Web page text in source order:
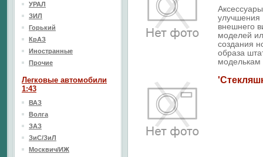
улучшения
внешнего
моделей
создания
образа
моделькам
УРАЛ
ЗИЛ
Горький
КрАЗ
Иностранные
Прочие
Легковые автомобили
1:43
ВАЗ
Волга
ЗАЗ
ЗиС/ЗиЛ
Москвич/ИЖ